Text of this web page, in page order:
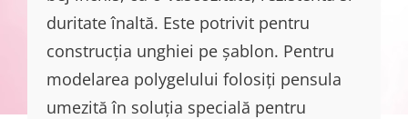
duritate înaltă. Este potrivit pentru
construcția unghiei pe șablon. Pentru
modelarea polygelului folosiți pensula
umezită în soluția specială pentru